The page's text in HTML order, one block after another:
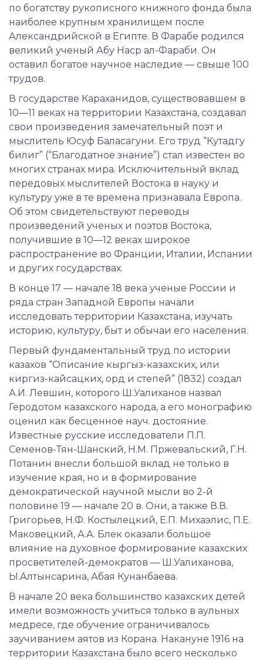
по богатству рукописного книжного фонда была
наиболее крупным хранилищем после
Александрийской в Египте. В Фарабе родился
великий ученый Абу Наср ал-Фараби. Он
оставил богатое научное наследие — свыше 100
трудов.
В государстве Караханидов, существовавшем в
10—11 веках на территории Казахстана, создавал
свои произведения замечательный поэт и
мыслитель Юсуф Баласагуни. Его труд “Кутадгу
билиг” (“Благодатное знание”) стал известен во
многих странах мира. Исключительный вклад
передовых мыслителей Востока в науку и
культуру уже в те времена признавала Европа.
Об этом свидетельствуют переводы
произведений ученых и поэтов Востока,
получившие в 10—12 веках широкое
распространение во Франции, Италии, Испании
и других государствах.
В конце 17 — начале 18 века ученые России и
ряда стран Западной Европы начали
исследовать территории Казахстана, изучать
историю, культуру, быт и обычаи его населения.
Первый фундаментальный труд по истории
казахов “Описание кыргыз-казахских, или
киргиз-кайсацких, орд и степей” (1832) создал
А.И. Левшин, которого Ш.Уалиханов назвал
Геродотом казахского народа, а его монографию
оценил как бесценное науч. достояние.
Известные русские исследователи П.П.
Семенов-Тян-Шанский, Н.М. Пржевальский, Г.Н.
Потанин внесли большой вклад не только в
изучение края, но и в формирование
демократической научной мысли во 2-й
половине 19 — начале 20 в. Они, а также В.В.
Григорьев, Н.Ф. Костылецкий, Е.П. Михаэлис, П.Е.
Маковецкий, А.А. Блек оказали большое
влияние на духовное формирование казахских
просветителей-демократов — Ш.Уалиханова,
Ы.Алтынсарина, Абая Кунанбаева.
В начале 20 века большинство казахских детей
имели возможность учиться только в аульных
медресе, где обучение ограничивалось
заучиванием аятов из Корана. Накануне 1916 на
территории Казахстана было всего несколько